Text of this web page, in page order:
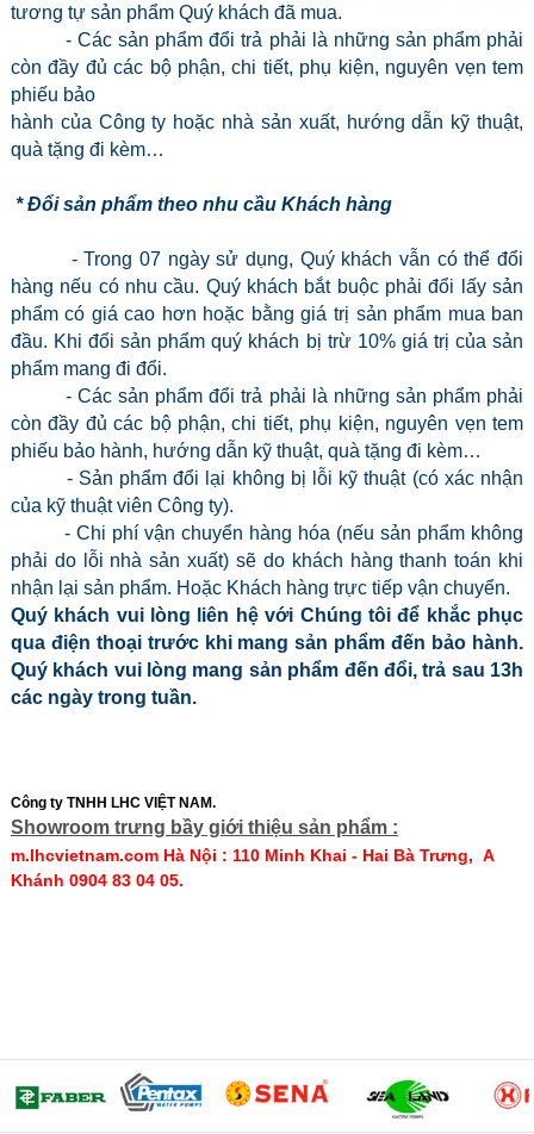
tương tự sản phẩm Quý khách đã mua.
- Các sản phẩm đổi trả phải là những sản phẩm phải
còn đầy đủ các bộ phận, chi tiết, phụ kiện, nguyên vẹn tem
phiếu bảo
hành của Công ty hoặc nhà sản xuất, hướng dẫn kỹ thuật,
quà tặng đi kèm…
* Đổi sản phẩm theo nhu cầu Khách hàng
- Trong 07 ngày sử dụng, Quý khách vẫn có thể đổi
hàng nếu có nhu cầu. Quý khách bắt buộc phải đổi lấy sản
phẩm có giá cao hơn hoặc bằng giá trị sản phẩm mua ban
đầu. Khi đổi sản phẩm quý khách bị trừ 10% giá trị của sản
phẩm mang đi đổi.
- Các sản phẩm đổi trả phải là những sản phẩm phải
còn đầy đủ các bộ phận, chi tiết, phụ kiện, nguyên vẹn tem
phiếu bảo hành, hướng dẫn kỹ thuật, quà tặng đi kèm…
- Sản phẩm đổi lại không bị lỗi kỹ thuật (có xác nhận
của kỹ thuật viên Công ty).
- Chi phí vận chuyển hàng hóa (nếu sản phẩm không
phải do lỗi nhà sản xuất) sẽ do khách hàng thanh toán khi
nhận lại sản phẩm. Hoặc Khách hàng trực tiếp vận chuyển.
Quý khách vui lòng liên hệ với Chúng tôi để khắc phục
qua điện thoại trước khi mang sản phẩm đến bảo hành.
Quý khách vui lòng mang sản phẩm đến đổi, trả sau 13h
các ngày trong tuần.
Công ty TNHH LHC VIỆT NAM.
Showroom trưng bầy giới thiệu sản phẩm :
m.lhcvietnam.com Hà Nội : 110 Minh Khai - Hai Bà Trưng, A
Khánh 0904 83 04 05.